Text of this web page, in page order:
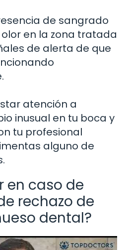
de sangrado
en la zona tratada
de alerta de que
atención a
inusual en tu boca y
tu profesional
alguno de
en caso de
rechazo de
dental?